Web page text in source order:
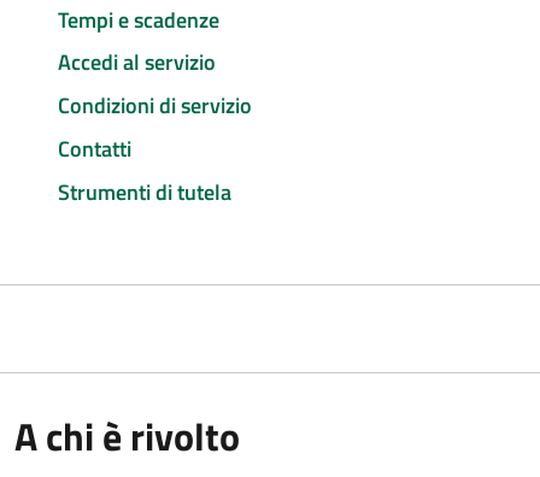
Tempi e scadenze
Accedi al servizio
Condizioni di servizio
Contatti
Strumenti di tutela
A chi è rivolto